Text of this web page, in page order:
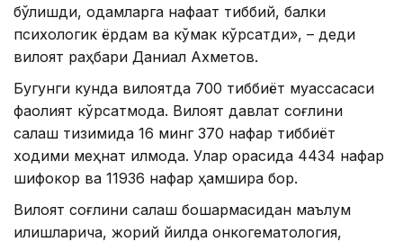
бўлишди, одамларга нафақат тиббий, балки
психологик ёрдам ва кўмак кўрсатди», – деди
вилоят раҳбари Даниал Ахметов.
Бугунги кунда вилоятда 700 тиббиёт муассасаси
фаолият кўрсатмоқда. Вилоят давлат соғлиқни
сақлаш тизимида 16 минг 370 нафар тиббиёт
ходими меҳнат қилмоқда. Улар орасида 4434 нафар
шифокор ва 11936 нафар ҳамшира бор.
Вилоят соғлиқни сақлаш бошқармасидан маълум
қилишларича, жорий йилда онкогематология,